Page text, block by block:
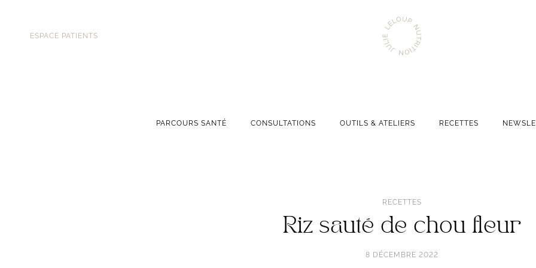
Aller
l'accueil
Julie
Leloup
Nutrition
ESPACE PATIENTS
Navigation
PARCOURS SANTÉ CONSULTATIONS OUTILS & ATELIERS RECETTES
Riz sauté de chou fleur
RECETTES
8 DÉCEMBRE 2022